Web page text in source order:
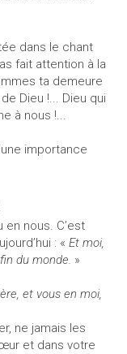
dans le chant
fait attention à la
ta demeure
Dieu !... Dieu qui
à nous !...
importance
en nous. C’est
: « Et moi,
du monde. »
et vous en moi,
ne jamais les
et dans votre